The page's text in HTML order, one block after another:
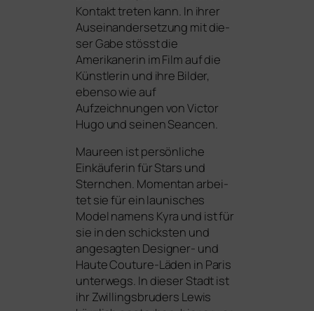
Kontakt tre­ten kann. In ihrer
Auseinandersetzung mit die­
ser Gabe stösst die
Amerikanerin im Film auf die
Künstlerin und ihre Bilder,
eben­so wie auf
Aufzeichnungen von Victor
Hugo und sei­nen Seancen.
Maureen ist per­sön­li­che
Einkäuferin für Stars und
Sternchen. Momentan arbei­
tet sie für ein lau­ni­sches
Model namens Kyra und ist für
sie in den schicks­ten und
ange­sag­ten Designer- und
Haute Couture-Läden in Paris
unter­wegs. In die­ser Stadt ist
ihr Zwillingsbruders Lewis